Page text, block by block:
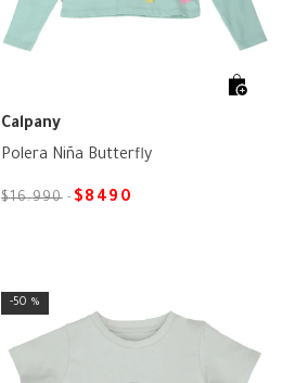
Calpany
Polera Niña Butterfly
$16.990 $8490
50 %